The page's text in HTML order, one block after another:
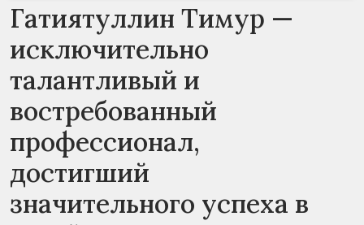
Гатиятуллин Тимур —
исключительно
талантливый и
востребованный
профессионал,
достигший
значительного успеха в